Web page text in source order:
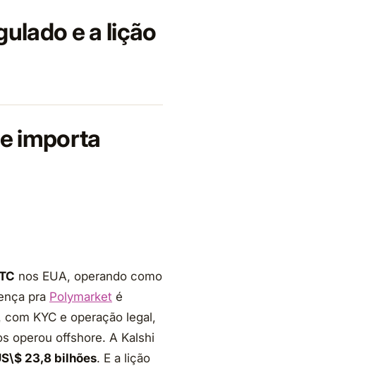
e a lição
importa
nos EUA, operando como
pra Polymarket é
KYC e operação legal,
operou offshore. A Kalshi
23,8 bilhões. E a lição